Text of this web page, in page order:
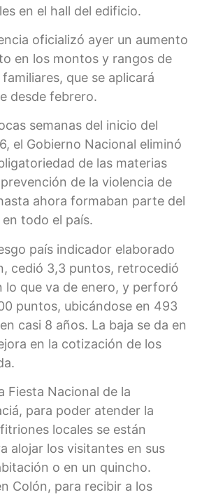
en el hall del edificio.
oficializó ayer un aumento
en los montos y rangos de
que se aplicará
desde febrero.
semanas del inicio del
el Gobierno Nacional eliminó
de las materias
de la violencia de
ahora formaban parte del
todo el país.
país indicador elaborado
cedió 3,3 puntos, retrocedió
lo que va de enero, y perforó
puntos, ubicándose en 493
casi 8 años. La baja se da en
en la cotización de los
Fiesta Nacional de la
para poder atender la
locales se están
alojar los visitantes en sus
o en un quincho.
Colón, para recibir a los